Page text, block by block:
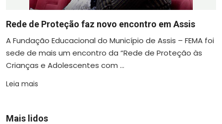
Rede de Proteção faz novo encontro em Assis
A Fundação Educacional do Município de Assis – FEMA foi
sede de mais um encontro da “Rede de Proteção às
Crianças e Adolescentes com ...
Leia mais
Mais lidos